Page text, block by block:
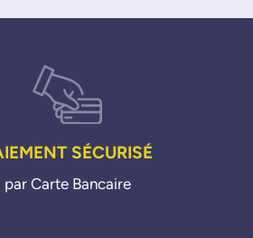
SÉCURISÉ
par Carte Bancaire